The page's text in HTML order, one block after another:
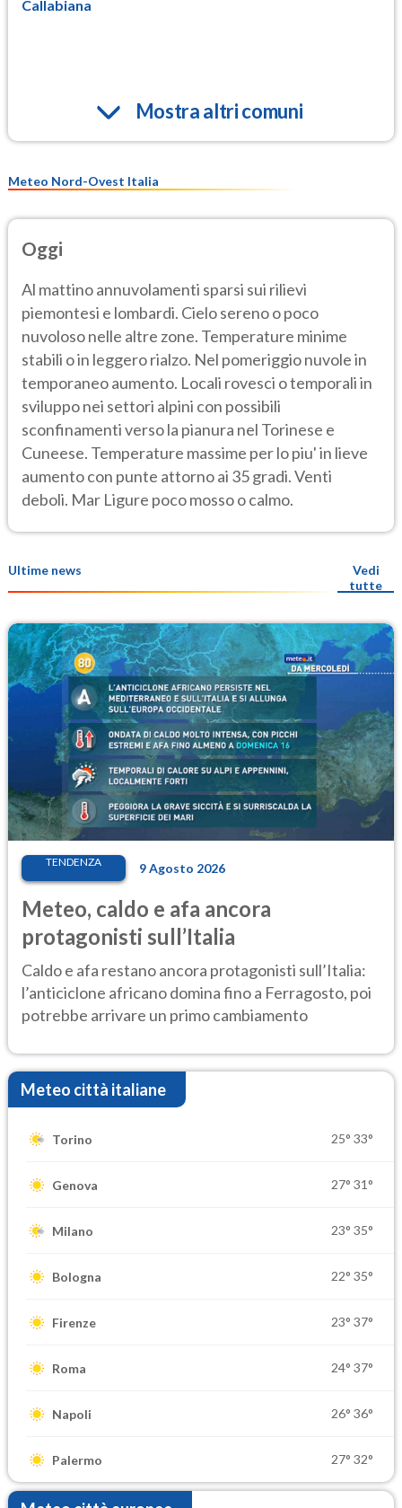
Callabiana
Mostra altri comuni
Meteo Nord-Ovest Italia
Oggi
Al mattino annuvolamenti sparsi sui rilievi
piemontesi e lombardi. Cielo sereno o poco
nuvoloso nelle altre zone. Temperature minime
stabili o in leggero rialzo. Nel pomeriggio nuvole in
temporaneo aumento. Locali rovesci o temporali in
sviluppo nei settori alpini con possibili
sconfinamenti verso la pianura nel Torinese e
Cuneese. Temperature massime per lo piu' in lieve
aumento con punte attorno ai 35 gradi. Venti
deboli. Mar Ligure poco mosso o calmo.
Ultime news
Vedi
tutte
TENDENZA 9 Agosto 2026
Meteo, caldo e afa ancora
protagonisti sull’Italia
Caldo e afa restano ancora protagonisti sull’Italia:
l’anticiclone africano domina fino a Ferragosto, poi
potrebbe arrivare un primo cambiamento
Meteo città italiane
Torino 25° 33°
Genova 27° 31°
Milano 23° 35°
Bologna 22° 35°
Firenze 23° 37°
Roma 24° 37°
Napoli 26° 36°
Palermo 27° 32°